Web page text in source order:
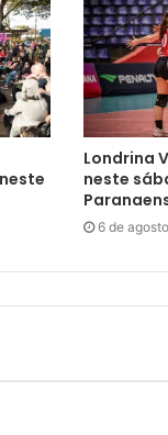
Londrina
neste
6 de